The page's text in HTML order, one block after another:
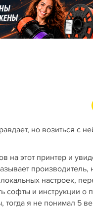
но возиться с
на этот принтер и
производитель,
локальных настроек,
софты и инструкции о
тогда я не понимал 5